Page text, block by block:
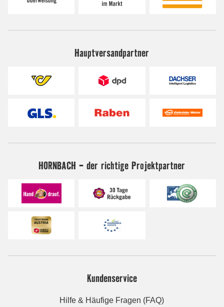
Hauptversandpartner
HORNBACH - der richtige Projektpartner
Kundenservice
Hilfe & Häufige Fragen (FAQ)